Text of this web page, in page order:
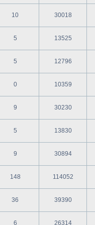
10 30018
5 13525
5 12796
0 10359
9 30230
5 13830
9 30894
148 114052
36 39390
6 26314